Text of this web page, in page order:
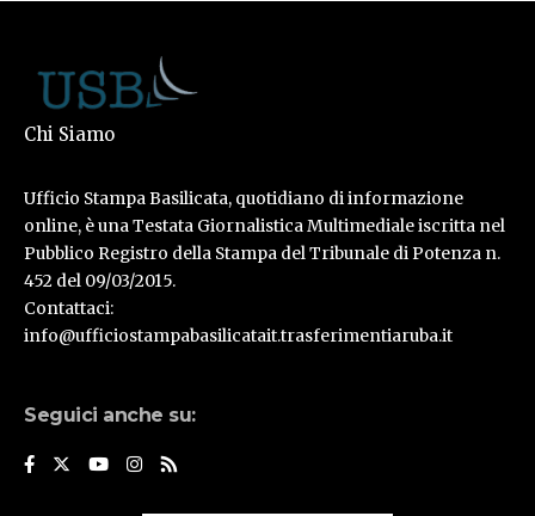
Chi Siamo
Ufficio Stampa Basilicata, quotidiano di informazione
online, è una Testata Giornalistica Multimediale iscritta nel
Pubblico Registro della Stampa del Tribunale di Potenza n.
452 del 09/03/2015.
Contattaci:
info@ufficiostampabasilicatait.trasferimentiaruba.it
Seguici anche su: